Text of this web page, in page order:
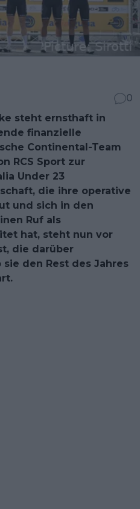
0
steht ernsthaft in
finanzielle
Continental-Team
RCS Sport zur
Under 23
die ihre operative
und sich in den
Ruf als
hat, steht nun vor
die darüber
den Rest des Jahres